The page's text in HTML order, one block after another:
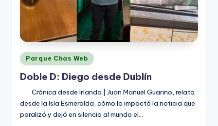
Posted
in
Parque Chas Web
Doble D: Diego desde Dublín
Crónica desde Irlanda | Juan Manuel Guarino, relata
desde la Isla Esmeralda, cómo lo impactó la noticia que
paralizó y dejó en silencio al mundo el…